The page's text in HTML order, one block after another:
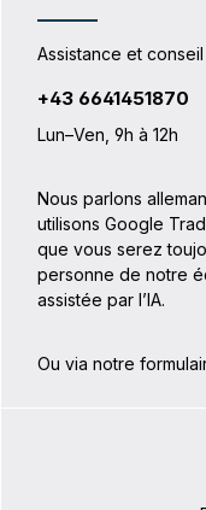
Assistance et conseil
+43 6641451870
Lun–Ven, 9h à 12h
Nous parlons
utilisons Google
que vous serez
personne de notre
assistée par l’IA.
Ou via notre